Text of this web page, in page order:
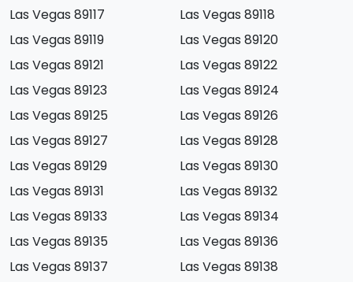
Las Vegas 89117
Las Vegas 89118
Las Vegas 89119
Las Vegas 89120
Las Vegas 89121
Las Vegas 89122
Las Vegas 89123
Las Vegas 89124
Las Vegas 89125
Las Vegas 89126
Las Vegas 89127
Las Vegas 89128
Las Vegas 89129
Las Vegas 89130
Las Vegas 89131
Las Vegas 89132
Las Vegas 89133
Las Vegas 89134
Las Vegas 89135
Las Vegas 89136
Las Vegas 89137
Las Vegas 89138